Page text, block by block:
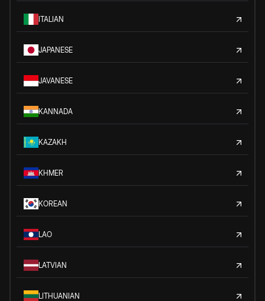
ITALIAN
JAPANESE
JAVANESE
KANNADA
KAZAKH
KHMER
KOREAN
LAO
LATVIAN
LITHUANIAN